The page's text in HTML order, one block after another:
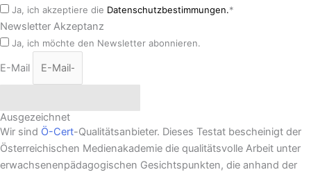
Ja, ich akzeptiere die Datenschutzbestimmungen.*
Newsletter Akzeptanz
Ja, ich möchte den Newsletter abonnieren.
E-Mail
Ausgezeichnet
Wir sind Ö-Cert-Qualitätsanbieter. Dieses Testat bescheinigt der
Österreichischen Medienakademie die qualitätsvolle Arbeit unter
erwachsenenpädagogischen Gesichtspunkten, die anhand der